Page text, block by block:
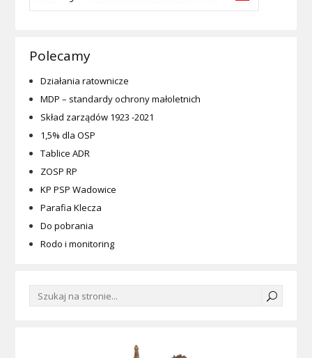
Polecamy
Działania ratownicze
MDP – standardy ochrony małoletnich
Skład zarządów 1923 -2021
1,5% dla OSP
Tablice ADR
ZOSP RP
KP PSP Wadowice
Parafia Klecza
Do pobrania
Rodo i monitoring